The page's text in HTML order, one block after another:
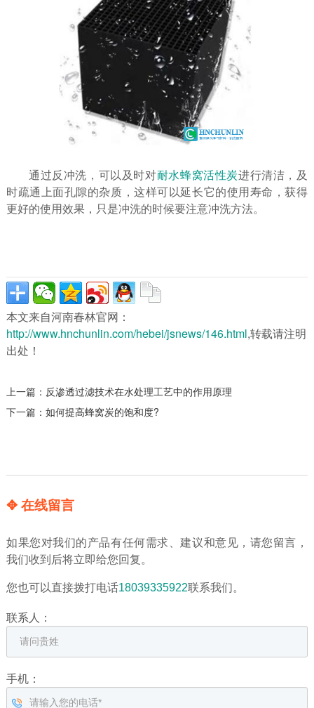
通过反冲洗，可以及时对耐水蜂窝活性炭进行清洁，及
时疏通上面孔隙的杂质，这样可以延长它的使用寿命，获得
更好的使用效果，只是冲洗的时候要注意冲洗方法。
本文来自河南春林官网：
http://www.hnchunlin.com/hebei/jsnews/146.html,转载请注明
出处！
上一篇： 反渗透过滤技术在水处理工艺中的作用原理
下一篇： 如何提高蜂窝炭的饱和度?
✥ 在线留言
如果您对我们的产品有任何需求、建议和意见，请您留言，
我们收到后将立即给您回复。
您也可以直接拨打电话18039335922联系我们。
联系人：
手机：